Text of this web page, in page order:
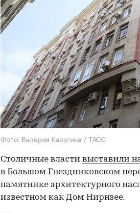
Фото: Валерия Калугина / ТАСС
Столичные власти выставили
в Большом Гнездниковском
памятнике архитектурного
известном как Дом Нирнзее.